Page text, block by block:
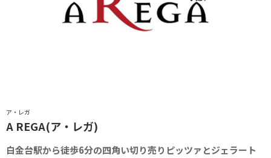
ア・レガ
A REGA(ア・レガ)
白金台駅から徒歩6分の四角い切り売りピッツァとジェラート